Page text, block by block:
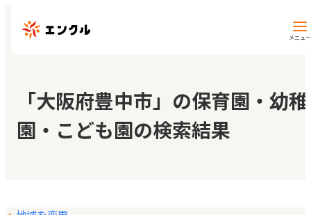
メニュー
保育園・幼稚園を探す
地図から探す
「大阪府豊中市」の保育園・幼稚
園・こども園の検索結果